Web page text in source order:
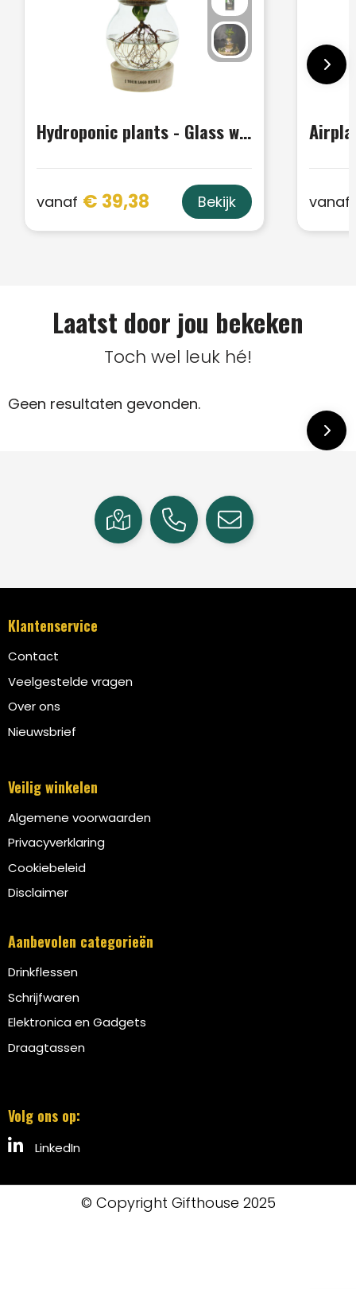
Hydroponic plants - Glass with LED light in giftbox
vanaf € 39,38 Bekijk vanaf
Laatst door jou bekeken
Toch wel leuk hé!
Geen resultaten gevonden.
Klantenservice
Contact
Veelgestelde vragen
Over ons
Nieuwsbrief
Veilig winkelen
Algemene voorwaarden
Privacyverklaring
Cookiebeleid
Disclaimer
Aanbevolen categorieën
Drinkflessen
Schrijfwaren
Elektronica en Gadgets
Draagtassen
Volg ons op:
LinkedIn
© Copyright Gifthouse 2025